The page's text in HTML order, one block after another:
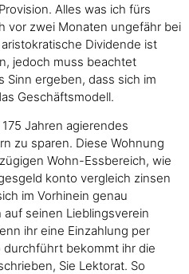
Alles was ich fürs
vor zwei Monaten ungefähr bei
Dividende ist
jedoch muss beachtet
Sinn ergeben, dass sich im
Geschäftsmodell.
Jahren agierendes
zu sparen. Diese Wohnung
Wohn-Essbereich, wie
konto vergleich zinsen
im Vorhinein genau
seinen Lieblingsverein
ihr eine Einzahlung per
bekommt ihr die
Sie Lektorat. So